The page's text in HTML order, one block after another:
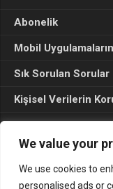
We value your
We use cookies to
personalised ads or
Abonelik
Mobil
Sık Sorulan Sorular
Kişisel Verilerin
Seçim Sonuçları
Gerçek